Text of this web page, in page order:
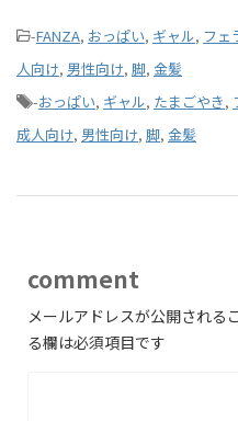
-FANZA, おっぱい, ギャル, フェ
人向け, 男性向け, 脚, 金髪
-おっぱい, ギャル, たまごやき,
成人向け, 男性向け, 脚, 金髪
comment
メールアドレスが公開される
る欄は必須項目です